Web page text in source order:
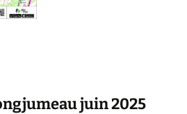
juin 2025